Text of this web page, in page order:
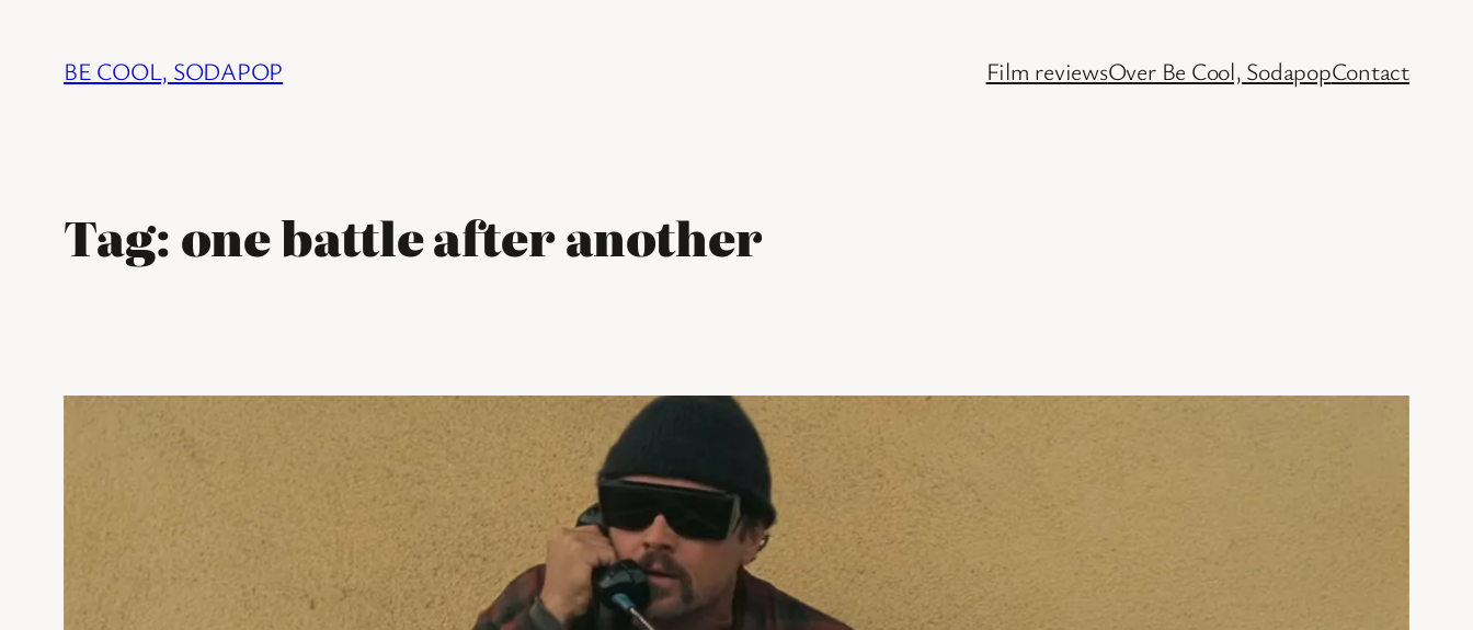
BE COOL, SODAPOP Film reviewsOver Be Cool, SodapopContact
Tag:one battle after another